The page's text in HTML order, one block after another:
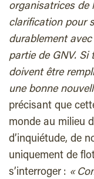
organisatrices de
clarification pour
durablement
partie de GNV. Si
doivent être
une bonne
précisant que
monde au milieu
d’inquiétude, de
uniquement de
s’interroger : «